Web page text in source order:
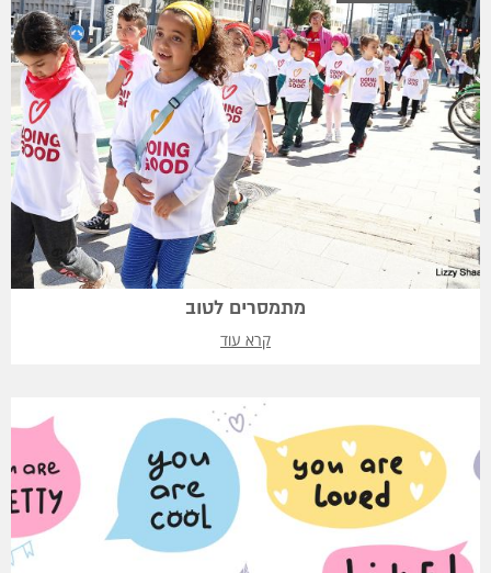
מתמסרים לטוב
קרא עוד